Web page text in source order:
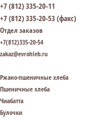
+7 (812) 335-20-11
+7 (812) 335-20-53 (факс)
Отдел заказов
+7(812)335-20-54
zakaz@evrohleb.ru
Ржано-пшеничные хлеба
Пшеничные хлеба
Чиабатта
Булочки